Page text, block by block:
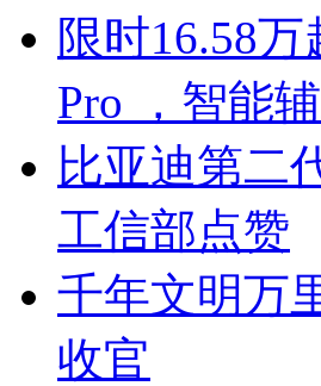
限时16.58
Pro ，智能
比亚迪第二
工信部点赞
千年文明万
收官